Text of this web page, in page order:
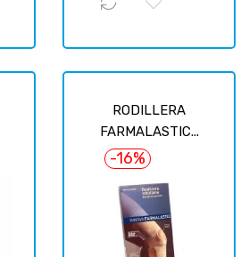
RODILLERA
FARMALASTIC...
-16%